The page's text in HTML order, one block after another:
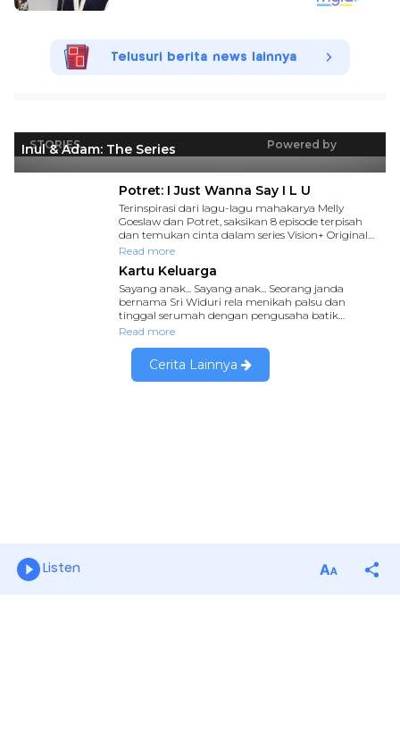
Telusuri berita news lainnya
Listen